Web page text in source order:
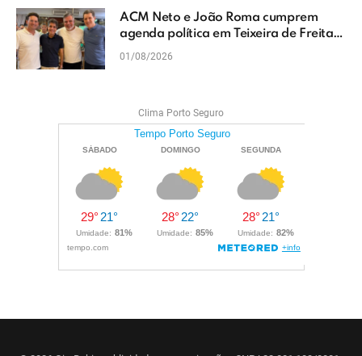
ACM Neto e João Roma cumprem
agenda política em Teixeira de Freitas
e reforçam projeto para o Extremo Sul
01/08/2026
Clima Porto Seguro